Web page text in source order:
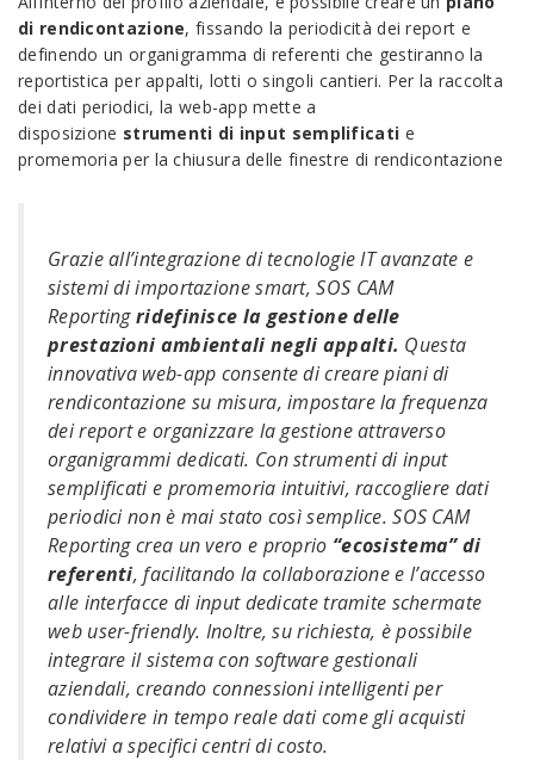
di rendicontazione, fissando la periodicità dei report e
definendo un organigramma di referenti che gestiranno la
reportistica per appalti, lotti o singoli cantieri. Per la raccolta
dei dati periodici, la web-app mette a
disposizione strumenti di input semplificati e
promemoria per la chiusura delle finestre di rendicontazione
Grazie all’integrazione di tecnologie IT avanzate e
sistemi di importazione smart, SOS CAM
Reportingridefinisce la gestione delle
prestazioni ambientali negli appalti. Questa
innovativa web-app consente di creare piani di
rendicontazione su misura, impostare la frequenza
dei report e organizzare la gestione attraverso
organigrammi dedicati. Con strumenti di input
semplificati e promemoria intuitivi, raccogliere dati
periodici non è mai stato così semplice. SOS CAM
Reporting crea un vero e proprio “ecosistema” di
referenti, facilitando la collaborazione e l’accesso
alle interfacce di input dedicate tramite schermate
web user-friendly. Inoltre, su richiesta, è possibile
integrare il sistema con software gestionali
aziendali, creando connessioni intelligenti per
condividere in tempo reale dati come gli acquisti
relativi a specifici centri di costo.